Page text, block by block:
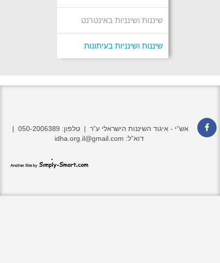
שיננות ושינניות באינטרנט
שיננות ושינניות בעיתונות
אש”י - איגוד השיננות הישראלי ע”ר | טלפון: 050-2006389 |
דוא”ל: idha.org.il@gmail.com